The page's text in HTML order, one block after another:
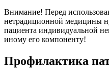
Внимание! Перед
нетрадиционной медицины
пациента индивидуальной
иному его компоненту!
Профилактика